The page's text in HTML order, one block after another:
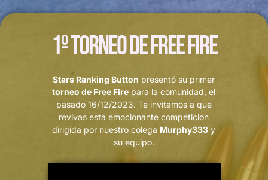
1º Torneo de Free Fire
Stars Ranking Button presentó su primer
torneo de Free Fire para la comunidad, el
pasado 16/12/2023. Te invitamos a que
revivas esta emocionante competición
dirigida por nuestro colega Murphy333 y
su equipo.